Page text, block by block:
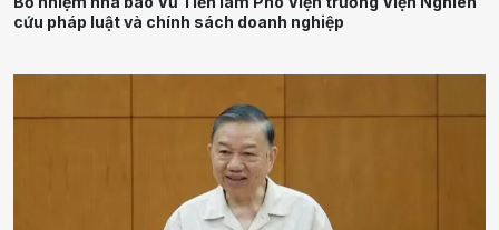
cứu pháp luật và chính sách doanh nghiệp